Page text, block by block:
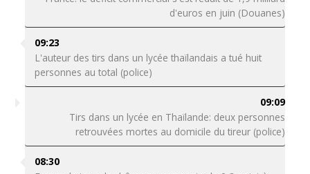
d'euros en juin (Douanes)
09:23
L'auteur des tirs dans un lycée thaïlandais a tué huit
personnes au total (police)
09:09
Tirs dans un lycée en Thaïlande: deux personnes
retrouvées mortes au domicile du tireur (police)
08:30